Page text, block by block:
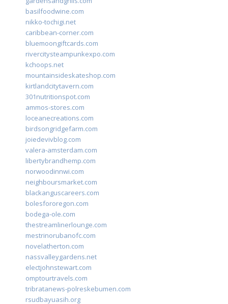
basilfoodwine.com
nikko-tochigi.net
caribbean-corner.com
bluemoongiftcards.com
rivercitysteampunkexpo.com
kchoops.net
mountainsideskateshop.com
kirtlandcitytavern.com
301nutritionspot.com
ammos-stores.com
loceanecreations.com
birdsongridgefarm.com
joiedevivblog.com
valera-amsterdam.com
libertybrandhemp.com
norwoodinnwi.com
neighboursmarket.com
blackanguscareers.com
bolesfororegon.com
bodega-ole.com
thestreamlinerlounge.com
mestrinorubanofc.com
novelatherton.com
nassvalleygardens.net
electjohnstewart.com
omptourtravels.com
tribratanews-polreskebumen.com
rsudbayuasih.org